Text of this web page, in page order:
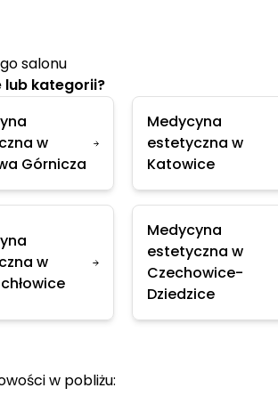
salonu
lub kategorii?
w
Górnicza
Medycyna
estetyczna w
Katowice
w
Medycyna
estetyczna w
Czechowice-
Dziedzice
w pobliżu: